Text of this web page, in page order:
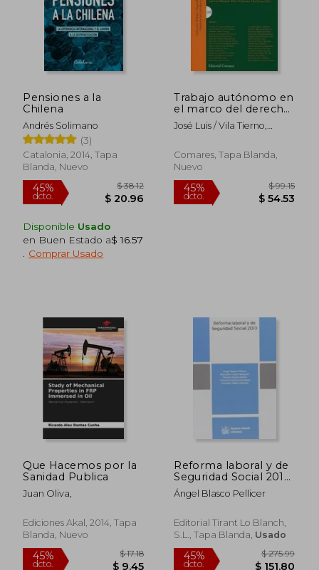
45%
dcto. $ 13.37
45%
dcto.
45%
dcto. $ 21.45
45%
dcto.
Pensiones a la
Chilena
Andrés Solimano
(3)
Catalonia, 2014, Tapa
Blanda, Nuevo
Disponible Usado
en Buen Estado a$ 16.57
Comprar Usado
Trabajo autónomo en
el marco del derecho
del trabajo y de la
Seguridad Social, E
José Luis / Vila Tierno,
Comares, Tapa Blanda,
Nuevo
Que Hacemos por la
Sanidad Publica
Juan Oliva,
Ediciones Akal, 2014, Tapa
Blanda, Nuevo
Reforma laboral y de
Seguridad Social 2013
(Reformas)
Ángel Blasco Pellicer
Editorial Tirant Lo Blanch,
S.L., Tapa Blanda, Usado